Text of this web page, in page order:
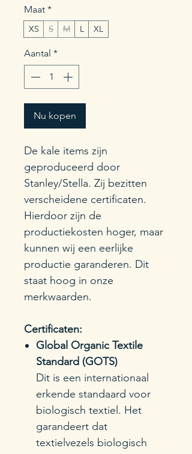
Maat *
XS S M L XL
Aantal *
Nu kopen
De kale items zijn
geproduceerd door
Stanley/Stella. Zij bezitten
verscheidene certificaten.
Hierdoor zijn de
productiekosten hoger, maar
kunnen wij een eerlijke
productie garanderen. Dit
staat hoog in onze
merkwaarden.
Certificaten:
Global Organic Textile
Standard (GOTS)
Dit is een internationaal
erkende standaard voor
biologisch textiel. Het
garandeert dat
textielvezels biologisch